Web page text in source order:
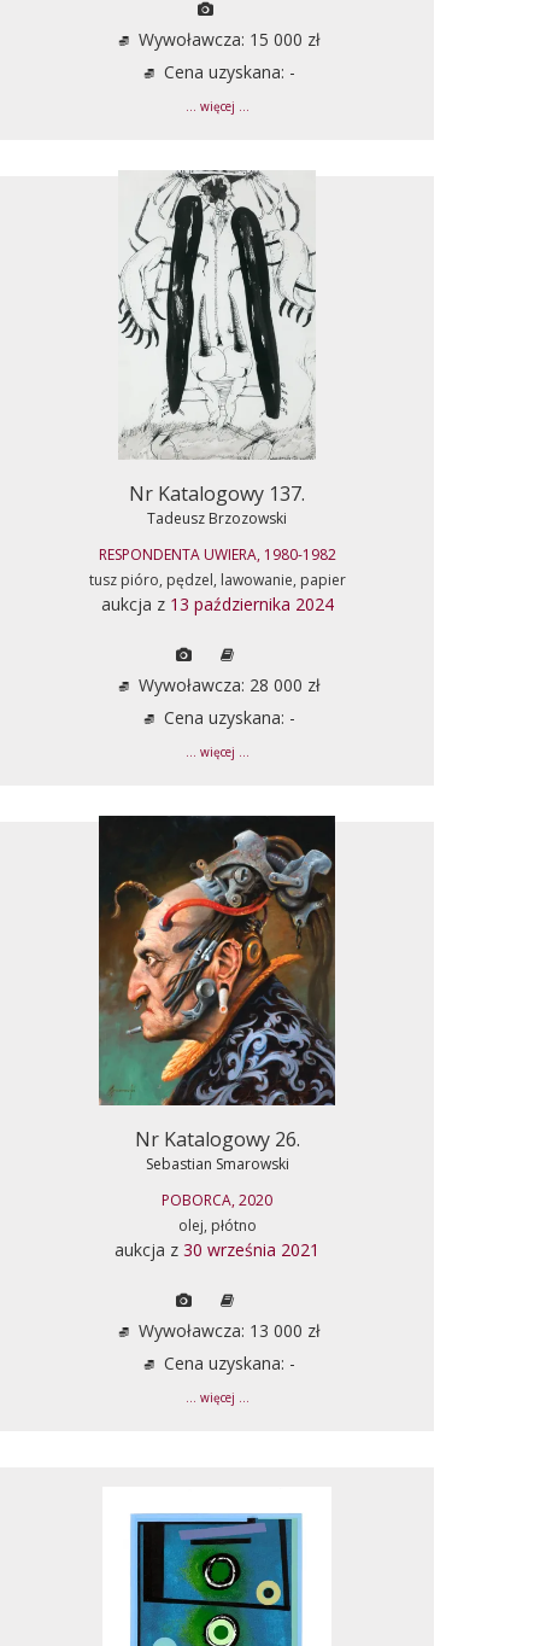
Wywoławcza: 15 000 zł
Cena uzyskana: -
... więcej ...
Nr Katalogowy 137.
Tadeusz Brzozowski
RESPONDENTA UWIERA, 1980-1982
tusz pióro, pędzel, lawowanie, papier
aukcja z 13 października 2024
Wywoławcza: 28 000 zł
Cena uzyskana: -
... więcej ...
Nr Katalogowy 26.
Sebastian Smarowski
POBORCA, 2020
olej, płótno
aukcja z 30 września 2021
Wywoławcza: 13 000 zł
Cena uzyskana: -
... więcej ...